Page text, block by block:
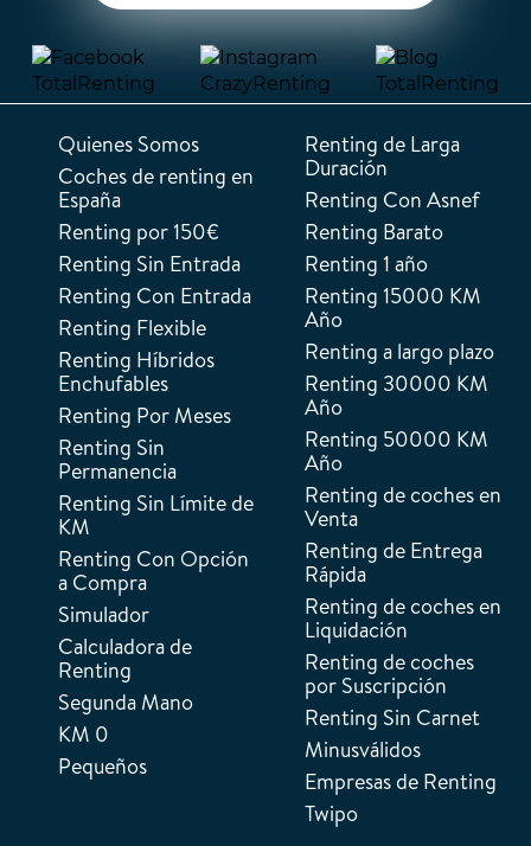
Quienes Somos
Coches de renting en
España
Renting por 150€
Renting Sin Entrada
Renting Con Entrada
Renting Flexible
Renting Híbridos
Enchufables
Renting Por Meses
Renting Sin
Permanencia
Renting Sin Límite de
KM
Renting Con Opción
a Compra
Simulador
Calculadora de
Renting
Segunda Mano
KM 0
Pequeños
Renting de Larga
Duración
Renting Con Asnef
Renting Barato
Renting 1 año
Renting 15000 KM
Año
Renting a largo plazo
Renting 30000 KM
Año
Renting 50000 KM
Año
Renting de coches en
Venta
Renting de Entrega
Rápida
Renting de coches en
Liquidación
Renting de coches
por Suscripción
Renting Sin Carnet
Minusválidos
Empresas de Renting
Twipo